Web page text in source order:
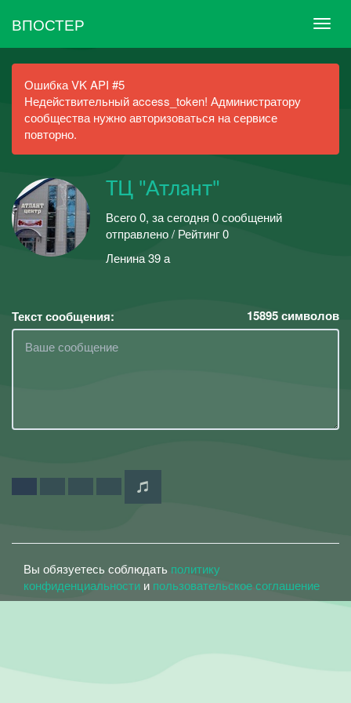
ВПОСТЕР
Ошибка VK API #5
Недействительный access_token! Администратору
сообщества нужно авторизоваться на сервисе
повторно.
ТЦ "Атлант"
Всего 0, за сегодня 0 сообщений
отправлено / Рейтинг 0
Ленина 39 а
Текст сообщения: 15895символов
Вы обязуетесь соблюдать политику
конфиденциальности и пользовательское соглашение